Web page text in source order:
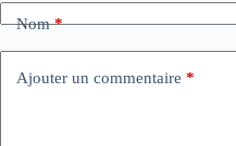
Nom*
Ajouter un commentaire *